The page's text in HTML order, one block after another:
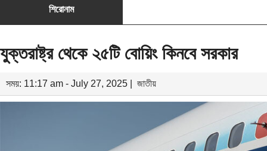
শিরোনাম
যুক্তরাষ্ট্র থেকে ২৫টি বোয়িং কিনবে সরকার
সময়: 11:17 am - July 27, 2025 | জাতীয়